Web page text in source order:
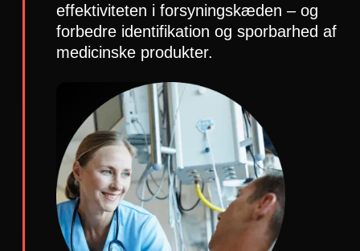
effektiviteten i forsyningskæden – og
forbedre identifikation og sporbarhed af
medicinske produkter.